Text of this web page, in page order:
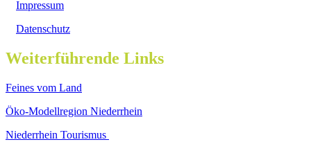
Impressum
Datenschutz
Weiterführende Links
Feines vom Land
Öko-Modellregion Niederrhein
Niederrhein Tourismus